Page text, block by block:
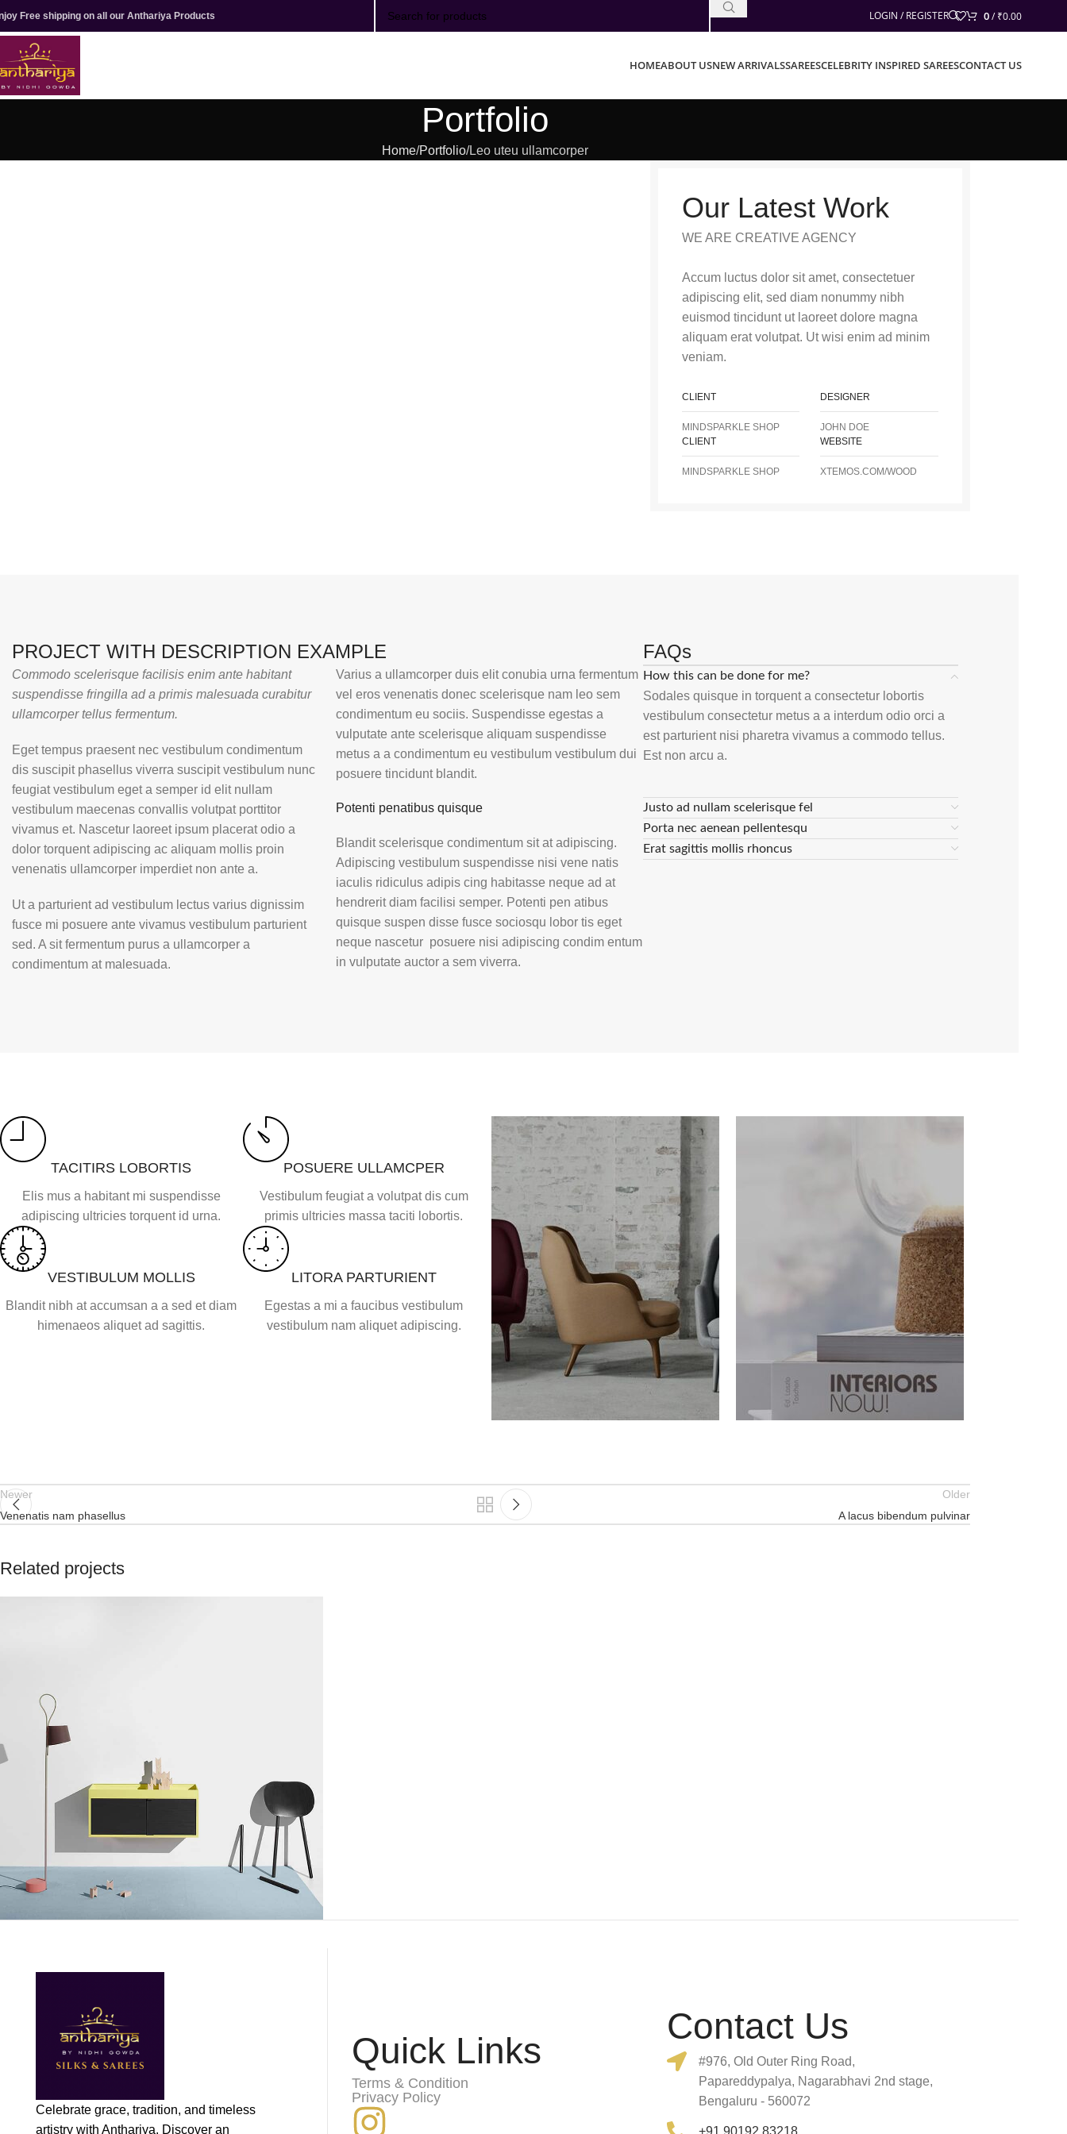
Free shipping on all our Anthariya Products LOGIN / REGISTER 0/ ₹0.00
HOMEABOUT USNEW ARRIVALSSAREESCELEBRITY INSPIRED SAREESCONTACT US
Portfolio
Home Portfolio Leo uteu ullamcorper
Our Latest Work
WE ARE CREATIVE AGENCY
Accum luctus dolor sit amet, consectetuer
adipiscing elit, sed diam nonummy nibh
euismod tincidunt ut laoreet dolore magna
aliquam erat volutpat. Ut wisi enim ad minim
veniam.
CLIENT
MINDSPARKLE SHOP
DESIGNER
JOHN DOE
CLIENT
MINDSPARKLE SHOP
WEBSITE
XTEMOS.COM/WOOD
PROJECT WITH DESCRIPTION EXAMPLE
Commodo scelerisque facilisis enim ante habitant
suspendisse fringilla ad a primis malesuada curabitur
ullamcorper tellus fermentum.
Eget tempus praesent nec vestibulum condimentum
dis suscipit phasellus viverra suscipit vestibulum nunc
feugiat vestibulum eget a semper id elit nullam
vestibulum maecenas convallis volutpat porttitor
vivamus et. Nascetur laoreet ipsum placerat odio a
dolor torquent adipiscing ac aliquam mollis proin
venenatis ullamcorper imperdiet non ante a.
Ut a parturient ad vestibulum lectus varius dignissim
fusce mi posuere ante vivamus vestibulum parturient
sed. A sit fermentum purus a ullamcorper a
condimentum at malesuada.
Varius a ullamcorper duis elit conubia urna fermentum
vel eros venenatis donec scelerisque nam leo sem
condimentum eu sociis. Suspendisse egestas a
vulputate ante scelerisque aliquam suspendisse
metus a a condimentum eu vestibulum vestibulum dui
posuere tincidunt blandit.
Potenti penatibus quisque
Blandit scelerisque condimentum sit at adipiscing.
Adipiscing vestibulum suspendisse nisi vene natis
iaculis ridiculus adipis cing habitasse neque ad at
hendrerit diam facilisi semper. Potenti pen atibus
quisque suspen disse fusce sociosqu lobor tis eget
neque nascetur posuere nisi adipiscing condim entum
in vulputate auctor a sem viverra.
FAQs
How this can be done for me?
Sodales quisque in torquent a consectetur lobortis
vestibulum consectetur metus a a interdum odio orci a
est parturient nisi pharetra vivamus a commodo tellus.
Est non arcu a.
Justo ad nullam scelerisque fel
Porta nec aenean pellentesqu
Erat sagittis mollis rhoncus
TACITIRS LOBORTIS
Elis mus a habitant mi suspendisse
adipiscing ultricies torquent id urna.
VESTIBULUM MOLLIS
Blandit nibh at accumsan a a sed et diam
himenaeos aliquet ad sagittis.
POSUERE ULLAMCPER
Vestibulum feugiat a volutpat dis cum
primis ultricies massa taciti lobortis.
LITORA PARTURIENT
Egestas a mi a faucibus vestibulum
vestibulum nam aliquet adipiscing.
Newer
Venenatis nam phasellus
Older
A lacus bibendum pulvinar
Related projects
Suspendisse quam at vestibulum
Celebrate grace, tradition, and timeless
artistry with Anthariya. Discover an
Quick Links
Terms & Condition
Privacy Policy
Contact Us
#976, Old Outer Ring Road,
Papareddypalya, Nagarabhavi 2nd stage,
Bengaluru - 560072
+91 90192 83218